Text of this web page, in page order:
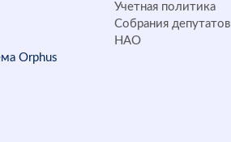
Учетная политика
Собрания депутатов
НАО